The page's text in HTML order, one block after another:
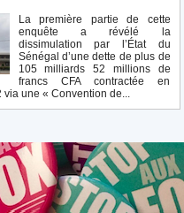
La première partie de cette
enquête a révélé la
dissimulation par l’État du
Sénégal d’une dette de plus de
105 milliards 52 millions de
francs CFA contractée en
via une « Convention de...